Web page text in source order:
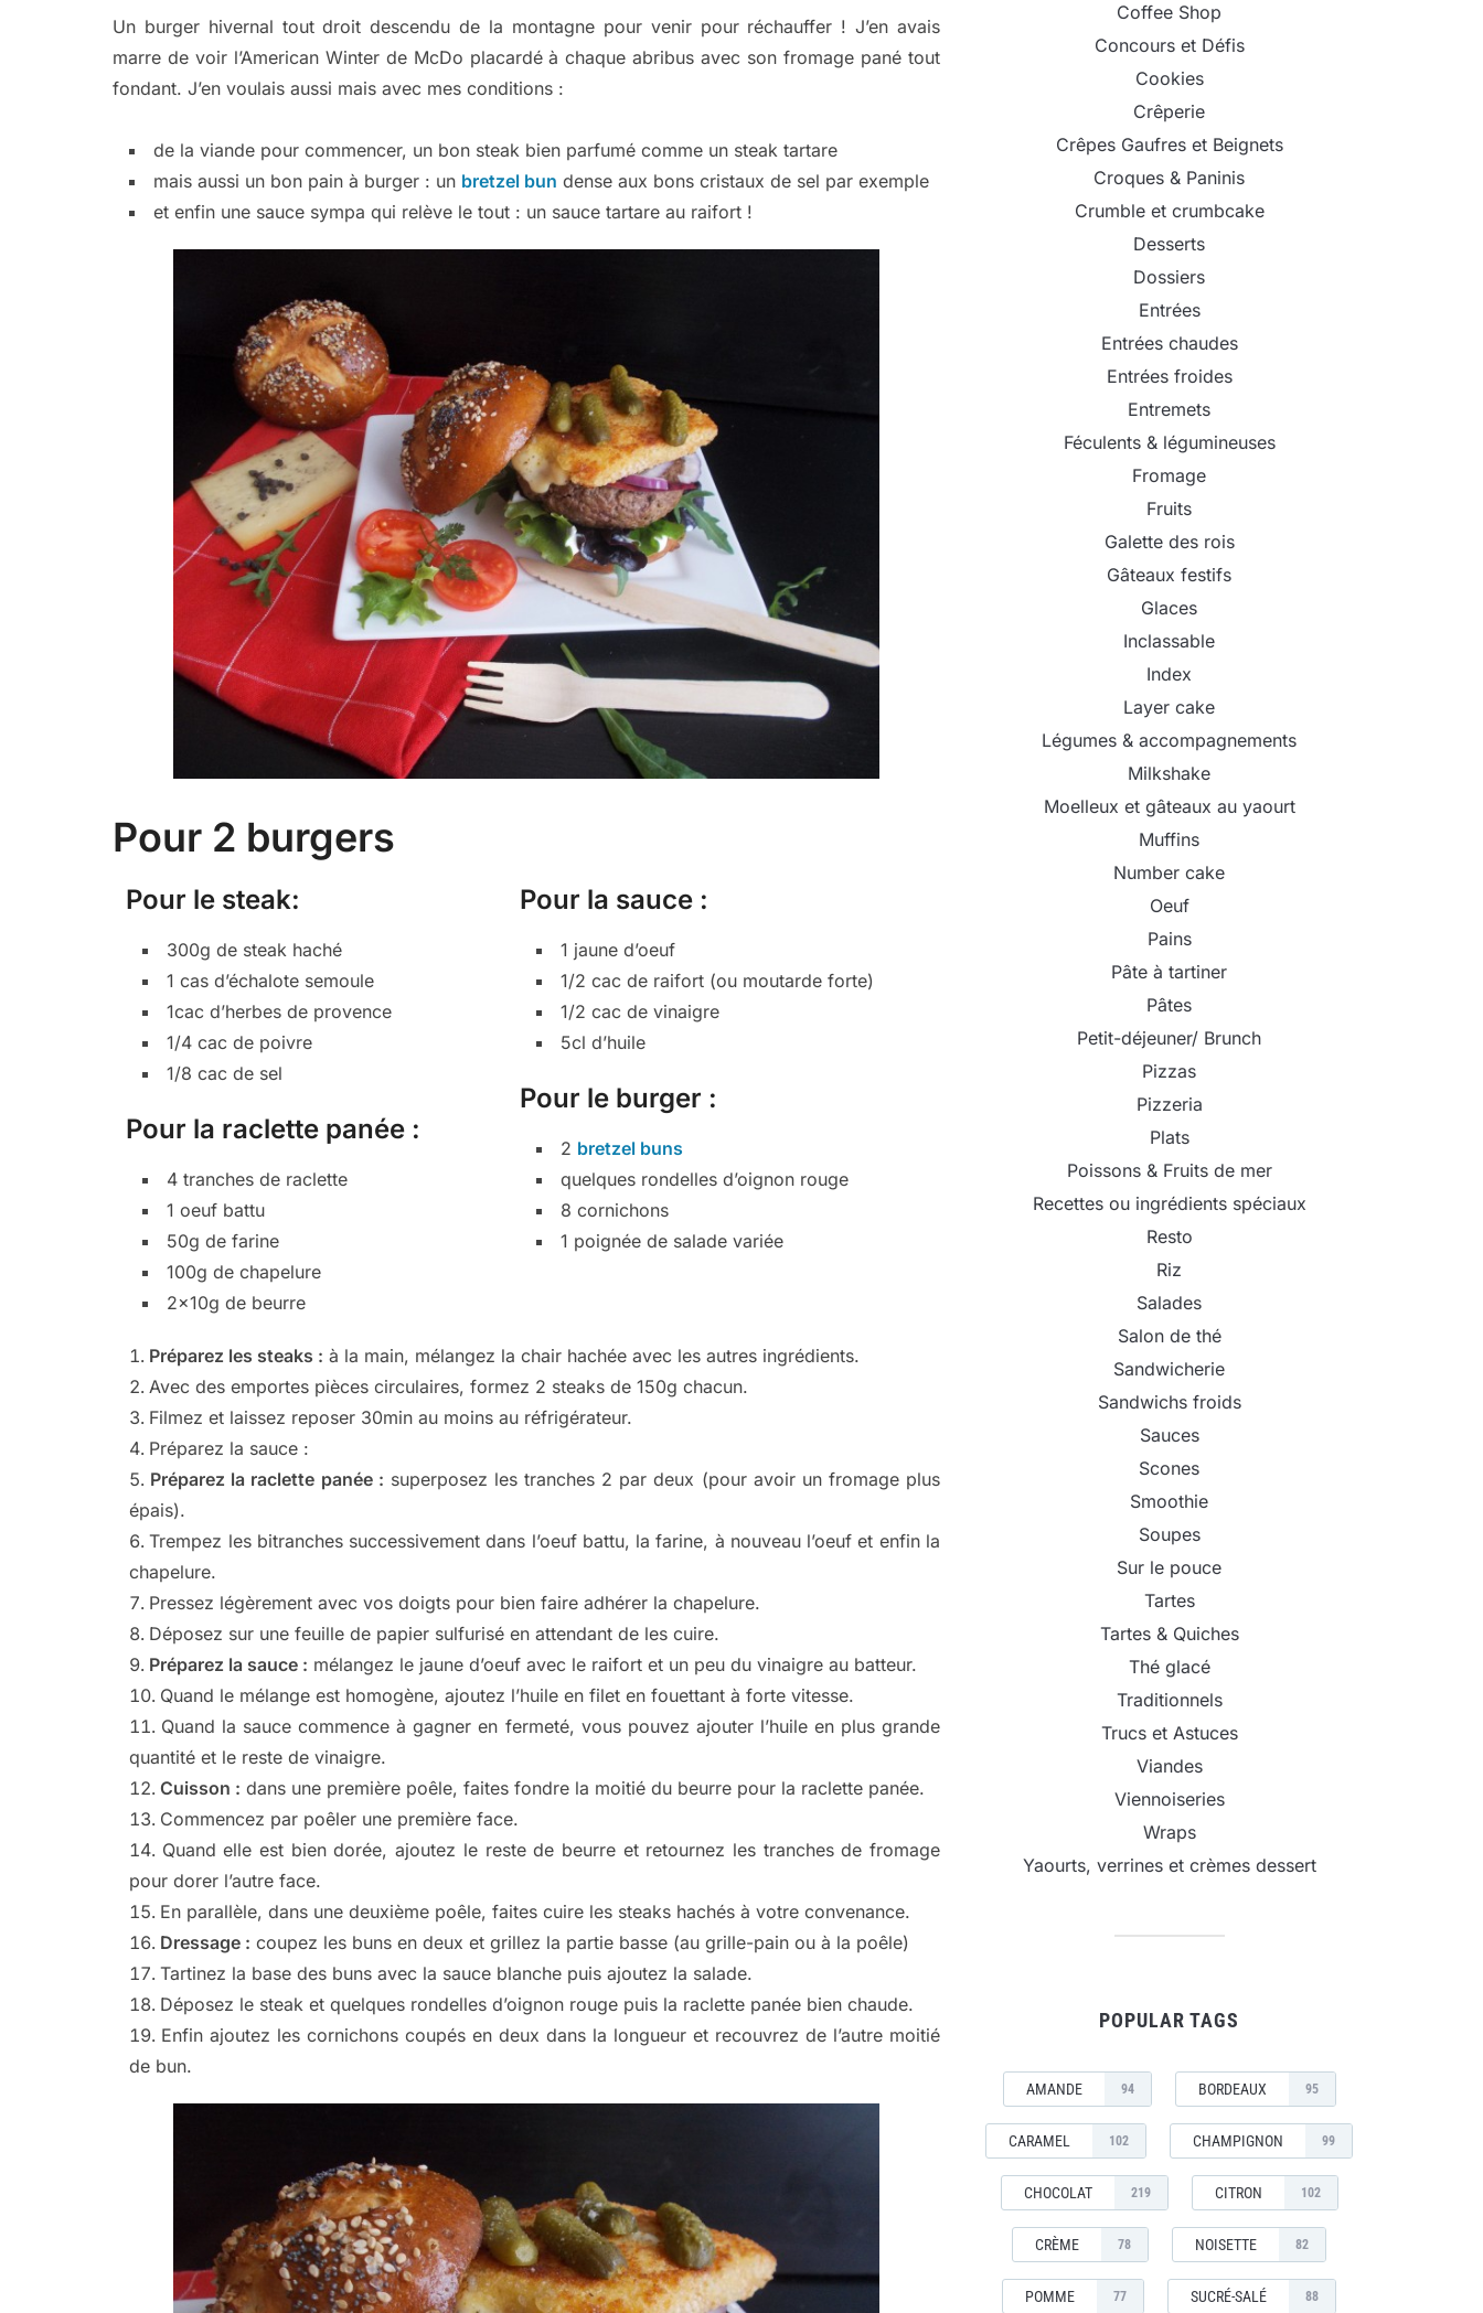
Un burger hivernal tout droit descendu de la montagne pour venir pour réchauffer ! J’en avais
marre de voir l’American Winter de McDo placardé à chaque abribus avec son fromage pané tout
fondant. J’en voulais aussi mais avec mes conditions :
de la viande pour commencer, un bon steak bien parfumé comme un steak tartare
mais aussi un bon pain à burger : un bretzel bun dense aux bons cristaux de sel par exemple
et enfin une sauce sympa qui relève le tout : un sauce tartare au raifort !
Pour 2 burgers
Pour le steak:
300g de steak haché
1 cas d’échalote semoule
1cac d’herbes de provence
1/4 cac de poivre
1/8 cac de sel
Pour la raclette panée :
4 tranches de raclette
1 oeuf battu
50g de farine
100g de chapelure
2x10g de beurre
Pour la sauce :
1 jaune d’oeuf
1/2 cac de raifort (ou moutarde forte)
1/2 cac de vinaigre
5cl d’huile
Pour le burger :
2 bretzel buns
quelques rondelles d’oignon rouge
8 cornichons
1 poignée de salade variée
Préparez les steaks : à la main, mélangez la chair hachée avec les autres ingrédients.
Avec des emportes pièces circulaires, formez 2 steaks de 150g chacun.
Filmez et laissez reposer 30min au moins au réfrigérateur.
Préparez la sauce :
Préparez la raclette panée : superposez les tranches 2 par deux (pour avoir un fromage plus
épais).
Trempez les bitranches successivement dans l’oeuf battu, la farine, à nouveau l’oeuf et enfin la
chapelure.
Pressez légèrement avec vos doigts pour bien faire adhérer la chapelure.
Déposez sur une feuille de papier sulfurisé en attendant de les cuire.
Préparez la sauce : mélangez le jaune d’oeuf avec le raifort et un peu du vinaigre au batteur.
Quand le mélange est homogène, ajoutez l’huile en filet en fouettant à forte vitesse.
Quand la sauce commence à gagner en fermeté, vous pouvez ajouter l’huile en plus grande
quantité et le reste de vinaigre.
Cuisson : dans une première poêle, faites fondre la moitié du beurre pour la raclette panée.
Commencez par poêler une première face.
Quand elle est bien dorée, ajoutez le reste de beurre et retournez les tranches de fromage
pour dorer l’autre face.
En parallèle, dans une deuxième poêle, faites cuire les steaks hachés à votre convenance.
Dressage : coupez les buns en deux et grillez la partie basse (au grille-pain ou à la poêle)
Tartinez la base des buns avec la sauce blanche puis ajoutez la salade.
Déposez le steak et quelques rondelles d’oignon rouge puis la raclette panée bien chaude.
Enfin ajoutez les cornichons coupés en deux dans la longueur et recouvrez de l’autre moitié
de bun.
Coffee Shop
Concours et Défis
Cookies
Crêperie
Crêpes Gaufres et Beignets
Croques & Paninis
Crumble et crumbcake
Desserts
Dossiers
Entrées
Entrées chaudes
Entrées froides
Entremets
Féculents & légumineuses
Fromage
Fruits
Galette des rois
Gâteaux festifs
Glaces
Inclassable
Index
Layer cake
Légumes & accompagnements
Milkshake
Moelleux et gâteaux au yaourt
Muffins
Number cake
Oeuf
Pains
Pâte à tartiner
Pâtes
Petit-déjeuner/ Brunch
Pizzas
Pizzeria
Plats
Poissons & Fruits de mer
Recettes ou ingrédients spéciaux
Resto
Riz
Salades
Salon de thé
Sandwicherie
Sandwichs froids
Sauces
Scones
Smoothie
Soupes
Sur le pouce
Tartes
Tartes & Quiches
Thé glacé
Traditionnels
Trucs et Astuces
Viandes
Viennoiseries
Wraps
Yaourts, verrines et crèmes dessert
POPULAR TAGS
AMANDE 94 BORDEAUX 95
CARAMEL 102 CHAMPIGNON 99
CHOCOLAT 219 CITRON 102
CRÈME 78 NOISETTE 82
POMME 77 SUCRÉ-SALÉ 88